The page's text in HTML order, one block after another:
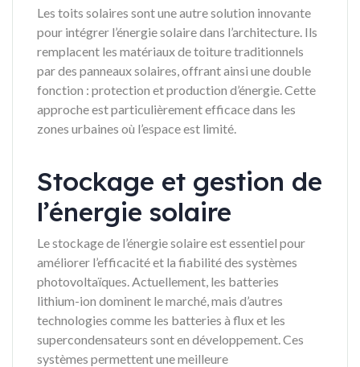
Les toits solaires sont une autre solution innovante
pour intégrer l’énergie solaire dans l’architecture. Ils
remplacent les matériaux de toiture traditionnels
par des panneaux solaires, offrant ainsi une double
fonction : protection et production d’énergie. Cette
approche est particulièrement efficace dans les
zones urbaines où l’espace est limité.
Stockage et gestion de
l’énergie solaire
Le stockage de l’énergie solaire est essentiel pour
améliorer l’efficacité et la fiabilité des systèmes
photovoltaïques. Actuellement, les batteries
lithium-ion dominent le marché, mais d’autres
technologies comme les batteries à flux et les
supercondensateurs sont en développement. Ces
systèmes permettent une meilleure